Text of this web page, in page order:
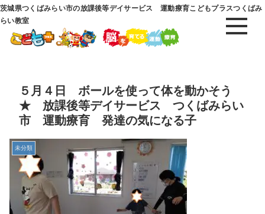
茨城県つくばみらい市の放課後等デイサービス 運動療育こどもプラスつくばみ
らい教室
５月４日 ボールを使って体を動かそう
★ 放課後等デイサービス つくばみらい
市 運動療育 発達の気になる子
未分類